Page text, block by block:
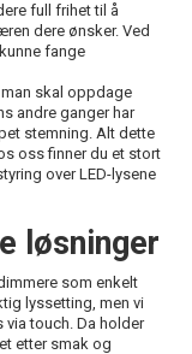
full frihet til å
dere ønsker. Ved
fange
skal oppdage
andre ganger har
stemning. Alt dette
oss finner du et stort
over LED-lysene
løsninger
som enkelt
lyssetting, men vi
via touch. Da holder
etter smak og